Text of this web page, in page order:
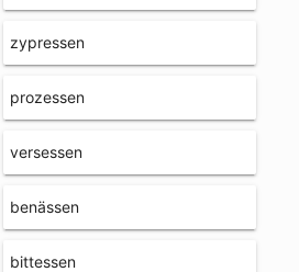
zypressen
prozessen
versessen
benässen
bittessen